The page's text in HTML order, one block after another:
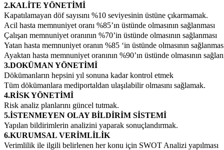
2.KALİTE YÖNETİMİ
Kapatılamayan döf sayısını %10 seviyesinin üstüne çıkarmamak.
Acil hasta memnuniyet oranı %85’ın üstünde olmasının sağlanması
Çalışan memnuniyet oranının %70’in üstünde olmasının sağlanması
Yatan hasta memnuniyet oranın %85 ‘in üstünde olmasının
Ayaktan hasta memnuniyet oranının %90’ın üstünde olmasının
3.DOKÜMAN YÖNETİMİ
Dökümanların hepsini yıl sonuna kadar kontrol etmek
Tüm dökümanlara mediportaldan ulaşılabilir olmasını sağlamak.
4.RİSK YÖNETİMİ
Risk analiz planlarını güncel tutmak.
5.İSTENMEYEN OLAY BİLDİRİM SİSTEMİ
Yapılan bildirimlerin analizini yaparak sonuçlandırmak.
6.KURUMSAL VERİMLİLİK
Verimlilik ile ilgili belirlenen her konu için SWOT Analizi yapılması